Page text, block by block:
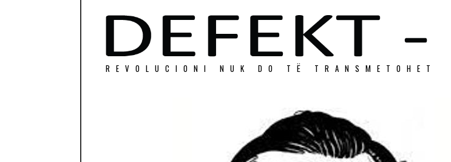
REVOLUCIONI NUK DO TЁ TRANSMETOHET